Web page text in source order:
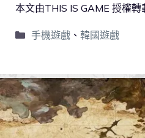
本文由THIS IS GAME 授權轉
手機遊戲、 韓國遊戲